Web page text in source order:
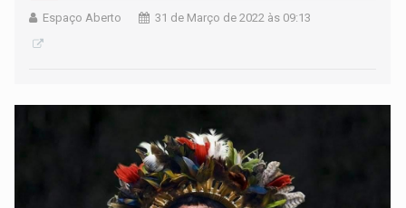
Espaço Aberto 31 de Março de 2022 às 09:13